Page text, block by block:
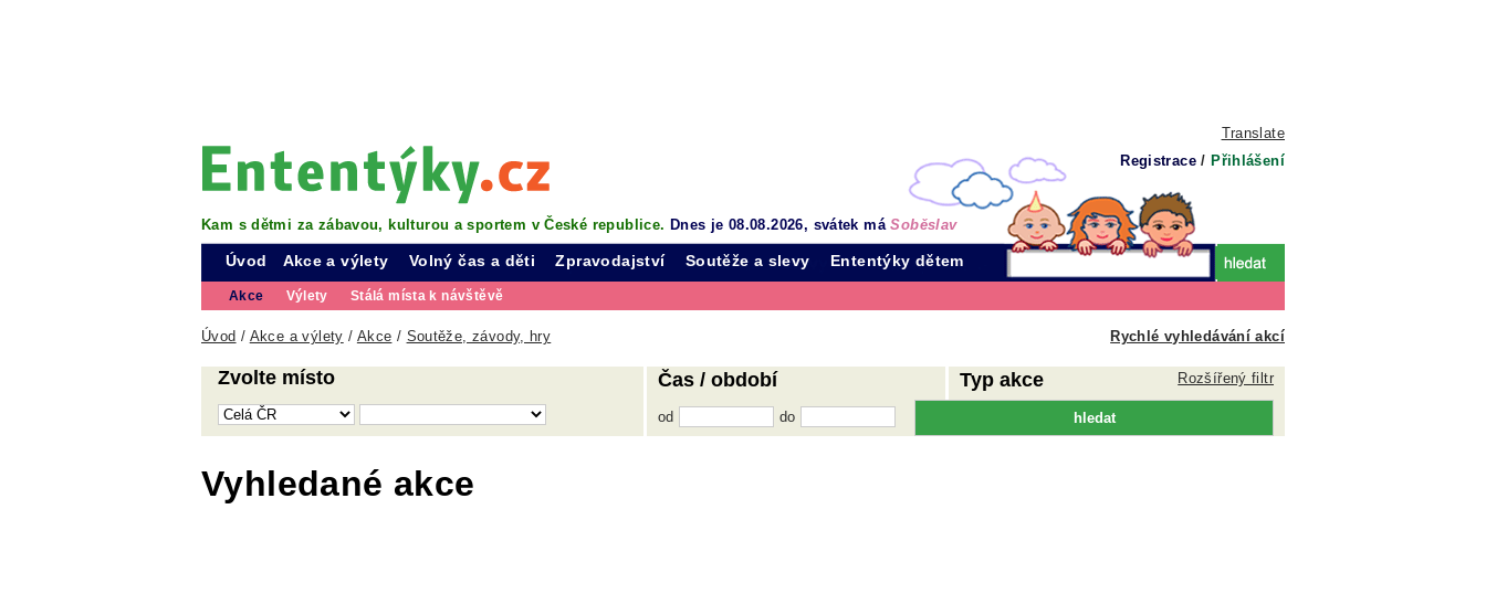
Translate
Registrace / Přihlášení
Kam s dětmi za zábavou, kulturou a sportem v České republice. Dnes je 08.08.2026, svátek máSoběslav
Úvod Akce a výlety
Akce Výlety Stálá místa k návštěvě
Volný čas a děti Zpravodajství Soutěže a slevy Ententýky dětem
Rychlé vyhledávání akcí
Úvod / Akce a výlety / Akce / Soutěže, závody, hry
Zvolte místo Čas / období
od do
Typ akce Rozšířený filtr
Vyhledané akce